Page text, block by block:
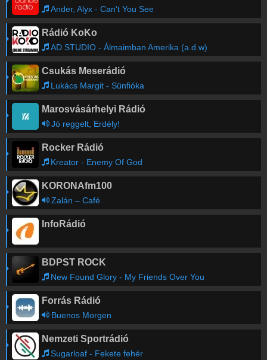
Ander, Alyx - Can't You See
Rádió KoKo
AD STUDIO - Álmaimban Amerika (a.d.w)
Csukás Meserádió
Lukács Margit - Sünfióka
Marosvásárhelyi Rádió
Jó reggelt, Erdély!
Rocker Rádió
Kreator - Enemy Of God
KORONAfm100
Zalán – Café
InfoRádió
BDPST ROCK
New Found Glory - My Friends Over You
Forrás Rádió
Buenos Morgen
Nemzeti Sportrádió
Sugarloaf - Fekete fehér